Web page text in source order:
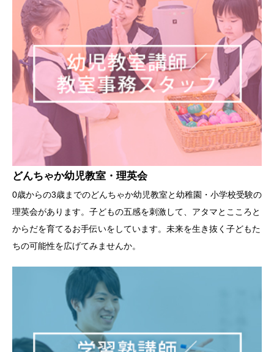
どんちゃか幼児教室・理英会
0歳からの3歳までのどんちゃか幼児教室と幼稚園・小学校受験の
理英会があります。子どもの五感を刺激して、アタマとこころと
からだを育てるお手伝いをしています。未来を生き抜く子どもた
ちの可能性を広げてみませんか。